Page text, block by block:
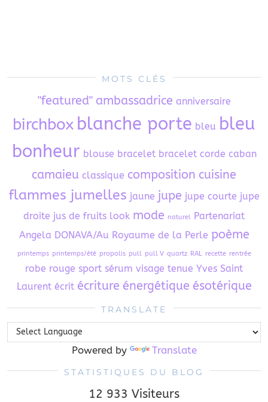
MOTS CLÉS
"featured" ambassadrice anniversaire
birchbox blanche porte bleu bleu
bonheur blouse bracelet bracelet corde caban
camaieu classique composition cuisine
flammes jumelles jaune jupe jupe courte jupe
droite jus de fruits look mode naturel
Partenariat
Angela DONAVA/Au Royaume de la Perle poème
printemps printemps/été propolis pull pull V quartz RAL recette rentrée
robe rouge sport sérum visage tenue Yves Saint
Laurent écrit écriture énergétique ésotérique
TRANSLATE
Powered by Translate
STATISTIQUES DU BLOG
12 933 Visiteurs